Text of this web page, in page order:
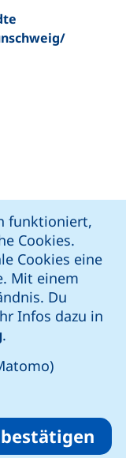
funktioniert,
Cookies.
Cookies eine
Mit einem
Du
Infos dazu in
.
akzeptieren
Analyse-
neues Fenster)
wenn Ihr
Programm)
öffnet neues
Link, öffnet
(externer Link,
Seite (externer